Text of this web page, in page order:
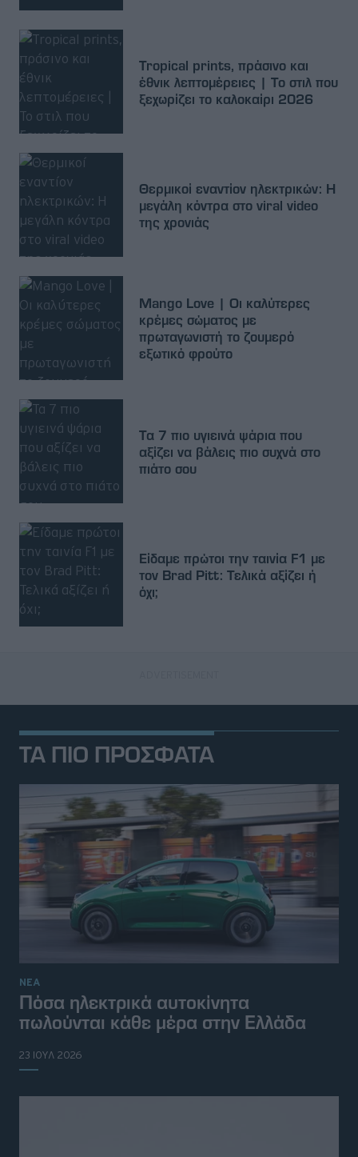
Tropical prints, πράσινο και
έθνικ λεπτομέρειες | Το στιλ που
ξεχωρίζει το καλοκαίρι 2026
Θερμικοί εναντίον ηλεκτρικών: Η
μεγάλη κόντρα στο viral video
της χρονιάς
Mango Love | Οι καλύτερες
κρέμες σώματος με
πρωταγωνιστή το ζουμερό
εξωτικό φρούτο
Τα 7 πιο υγιεινά ψάρια που
αξίζει να βάλεις πιο συχνά στο
πιάτο σου
Είδαμε πρώτοι την ταινία F1 με
τον Brad Pitt: Τελικά αξίζει ή
όχι;
ΤΑ ΠΙΟ ΠΡΟΣΦΑΤΑ
ΝΕΑ
Πόσα ηλεκτρικά αυτοκίνητα
πωλούνται κάθε μέρα στην Ελλάδα
23 ΙΟΥΛ 2026